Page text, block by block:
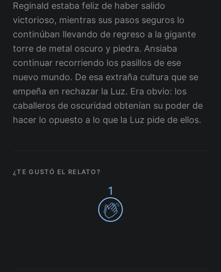
Reginald estaba feliz de haber salido
victorioso, mientras sus pasos seguros lo
continúban llevando de regreso a la gigante
torre de metal oscuro y piedra. Ansiaba
continuar recorriendo los pasillos de ese
nuevo mundo. De esa extraña cultura que se
empeña en rechazar la Luz. Era obvio: los
caballeros de oscuridad obtenían su poder de
hacer lo opuesto a lo que la Luz pide de ellos.
¿TE GUSTÓ EL RELATO?
1